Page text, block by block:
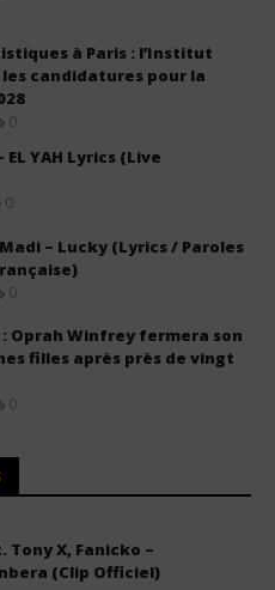
à Paris : l’Institut
candidatures pour la
0
YAH Lyrics (Live
0
– Lucky (Lyrics / Paroles
0
Oprah Winfrey fermera son
filles après près de vingt
0
Tony X, Fanicko –
(Clip Officiel)